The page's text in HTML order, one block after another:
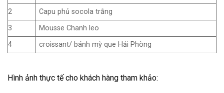
2
Capu phủ socola trắng
3
Mousse Chanh leo
4
croissant/ bánh mỳ que Hải Phòng
Hình ảnh thực tế cho khách hàng tham khảo: